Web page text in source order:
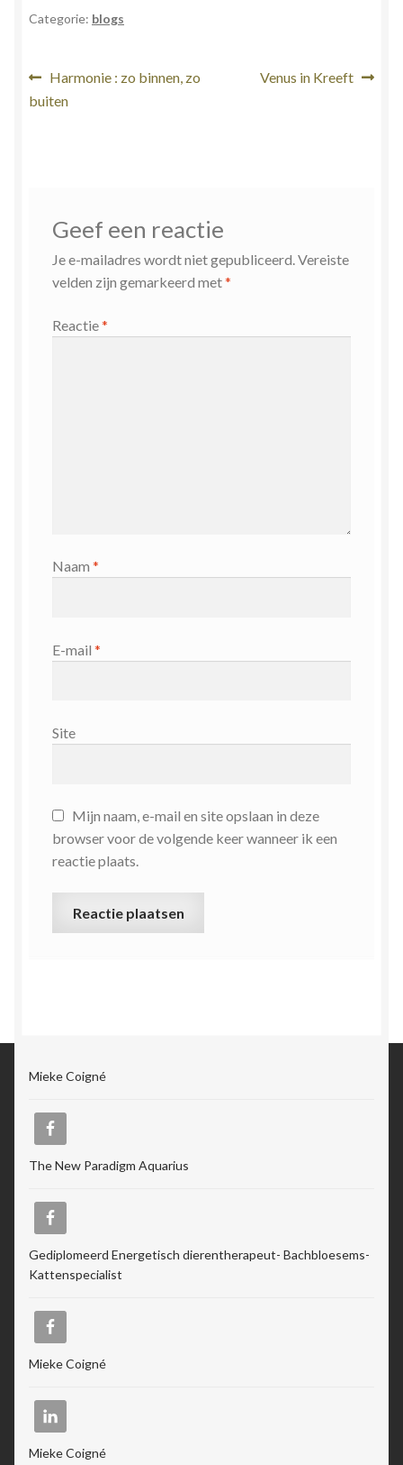
Categorie: blogs
Bericht
navigatie
Vorig
bericht:
Harmonie : zo binnen, zo
buiten
Volgend
Venus in Kreeft
Geef een reactie
Je e-mailadres wordt niet gepubliceerd.Vereiste
velden zijn gemarkeerd met*
Reactie*
Naam *
E-mail *
Site
Mijn naam, e-mail en site opslaan in deze
browser voor de volgende keer wanneer ik een
reactie plaats.
Mieke Coigné
The New Paradigm Aquarius
Gediplomeerd Energetisch dierentherapeut- Bachbloesems-
Kattenspecialist
Mieke Coigné
Mieke Coigné